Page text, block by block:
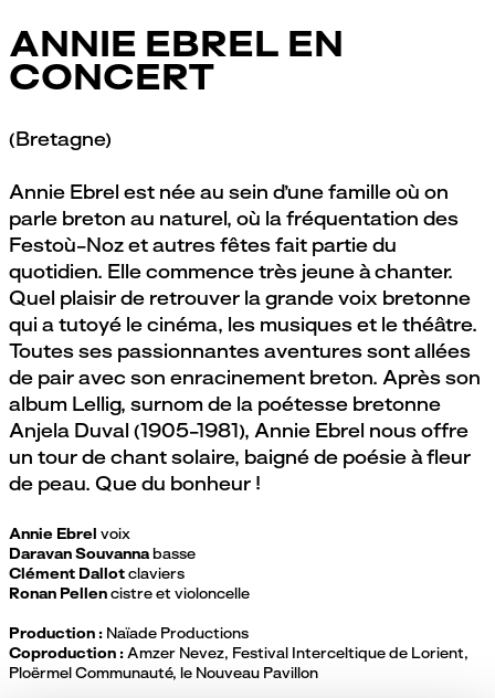
ANNIE EBREL EN
CONCERT
(Bretagne)
Annie Ebrel est née au sein d’une famille où on
parle breton au naturel, où la fréquentation des
Festoù-Noz et autres fêtes fait partie du
quotidien. Elle commence très jeune à chanter.
Quel plaisir de retrouver la grande voix bretonne
qui a tutoyé le cinéma, les musiques et le théâtre.
Toutes ses passionnantes aventures sont allées
de pair avec son enracinement breton. Après son
album Lellig, surnom de la poétesse bretonne
Anjela Duval (1905-1981), Annie Ebrel nous offre
un tour de chant solaire, baigné de poésie à fleur
de peau. Que du bonheur !
Annie Ebrel voix
Daravan Souvannabasse
Clément Dallotclaviers
Ronan Pellencistre et violoncelle
Production : Naïade Productions
Coproduction :Amzer Nevez, Festival Interceltique de Lorient,
Ploërmel Communauté, le Nouveau Pavillon